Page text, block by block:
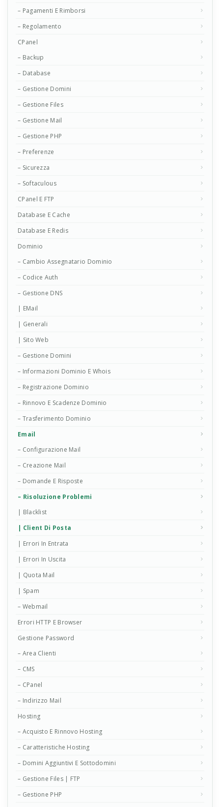
– Pagamenti E Rimborsi
– Regolamento
CPanel
– Backup
– Database
– Gestione Domini
– Gestione Files
– Gestione Mail
– Gestione PHP
– Preferenze
– Sicurezza
– Softaculous
CPanel E FTP
Database E Cache
Database E Redis
Dominio
– Cambio Assegnatario Dominio
– Codice Auth
– Gestione DNS
| EMail
| Generali
| Sito Web
– Gestione Domini
– Informazioni Dominio E Whois
– Registrazione Dominio
– Rinnovo E Scadenze Dominio
– Trasferimento Dominio
Email
– Configurazione Mail
– Creazione Mail
– Domande E Risposte
– Risoluzione Problemi
| Blacklist
| Client Di Posta
| Errori In Entrata
| Errori In Uscita
| Quota Mail
| Spam
– Webmail
Errori HTTP E Browser
Gestione Password
– Area Clienti
– CMS
– CPanel
– Indirizzo Mail
Hosting
– Acquisto E Rinnovo Hosting
– Caratteristiche Hosting
– Domini Aggiuntivi E Sottodomini
– Gestione Files | FTP
– Gestione PHP